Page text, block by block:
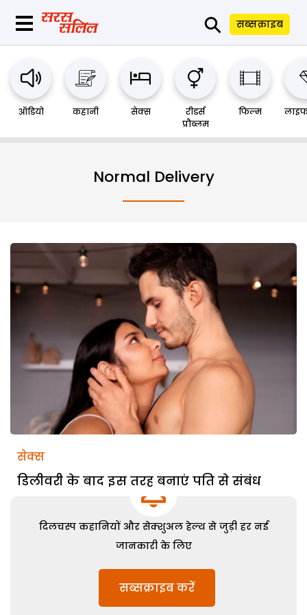
⚲ सब्सक्राइब
ऑडियो कहानी सेक्स
रीडर्स
प्रौब्लम
फिल्म
Normal Delivery
सेक्स
डिलीवरी के बाद इस तरह बनाएं पति से संबंध
दिलचस्प कहानियों और सेक्शुअल हेल्थ से जुड़ी हर नई
जानकारी के लिए
सब्सक्राइब करें